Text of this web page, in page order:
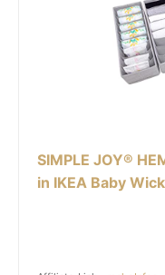
SIMPLE JOY®
in IKEA Baby